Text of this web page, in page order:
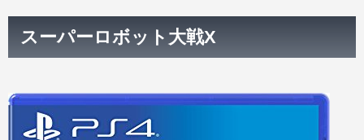
Switchゲームソフト
Xbox Seriesゲームソフト
PCゲームソフト
PlayStation 4 新作ゲーム
Nintendo Switch 新作ゲーム
Xbox Series X|S 新作ゲーム
PlayStation 5本体
PlayStation 4本体
Nintendo Switch本体
タイトル検索
ジャンルタグより探す
スーパーロボット大戦X